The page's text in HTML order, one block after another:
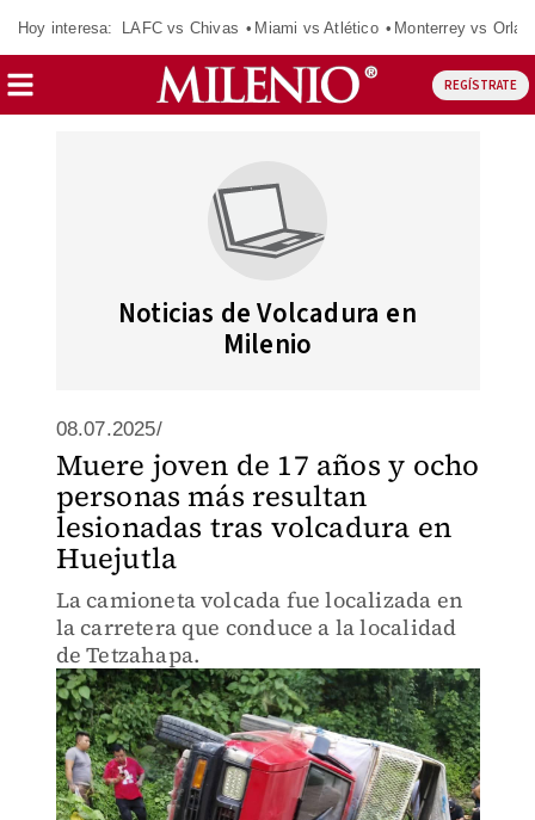
Hoy interesa: LAFC vs Chivas Miami vs Atlético Monterrey vs
REGÍSTRATE
Noticias de Volcadura en
Milenio
08.07.2025/
Muere joven de 17 años y ocho
personas más resultan
lesionadas tras volcadura en
Huejutla
La camioneta volcada fue localizada en
la carretera que conduce a la localidad
de Tetzahapa.